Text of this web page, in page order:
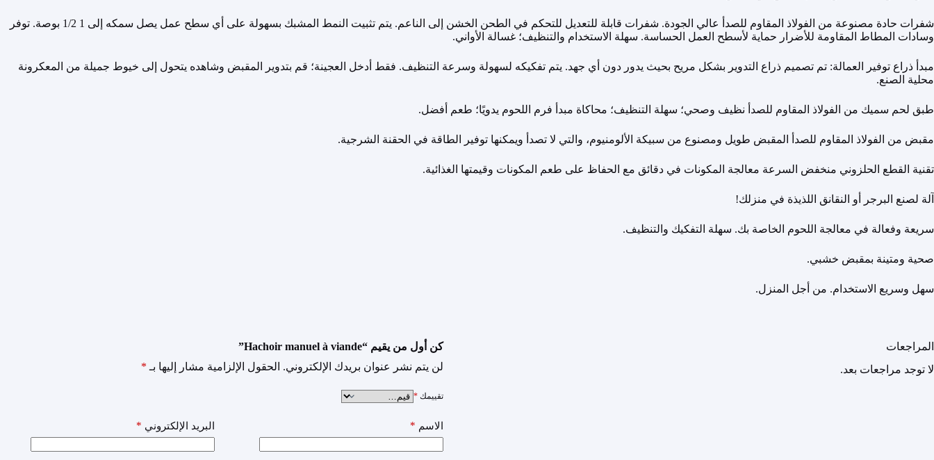
شفرات حادة مصنوعة من الفولاذ المقاوم للصدأ عالي الجودة. شفرات قابلة للتعديل للتحكم في الطحن الخشن إلى الناعم. يتم تثبيت النمط المشبك بسهولة على أي سطح عمل يصل سمكه إلى 1 1/2 بوصة. توفر
وسادات المطاط المقاومة للأضرار حماية لأسطح العمل الحساسة. سهلة الاستخدام والتنظيف؛ غسالة الأواني.
مبدأ ذراع توفير العمالة: تم تصميم ذراع التدوير بشكل مريح بحيث يدور دون أي جهد. يتم تفكيكه لسهولة وسرعة التنظيف. فقط أدخل العجينة؛ قم بتدوير المقبض وشاهده يتحول إلى خيوط جميلة من المعكرونة
محلية الصنع.
طبق لحم سميك من الفولاذ المقاوم للصدأ نظيف وصحي؛ سهلة التنظيف؛ محاكاة مبدأ فرم اللحوم يدويًا؛ طعم أفضل.
مقبض من الفولاذ المقاوم للصدأ المقبض طويل ومصنوع من سبيكة الألومنيوم، والتي لا تصدأ ويمكنها توفير الطاقة في الحقنة الشرجية.
تقنية القطع الحلزوني منخفض السرعة معالجة المكونات في دقائق مع الحفاظ على طعم المكونات وقيمتها الغذائية.
آلة لصنع البرجر أو النقانق اللذيذة في منزلك!
سريعة وفعالة في معالجة اللحوم الخاصة بك. سهلة التفكيك والتنظيف.
صحية ومتينة بمقبض خشبي.
سهل وسريع الاستخدام. من أجل المنزل.
المراجعات
لا توجد مراجعات بعد.
كن أول من يقيم “Hachoir manuel à viande”
لن يتم نشر عنوان بريدك الإلكتروني. الحقول الإلزامية مشار إليها بـ *
تقييمك *
الاسم * البريد الإلكتروني *